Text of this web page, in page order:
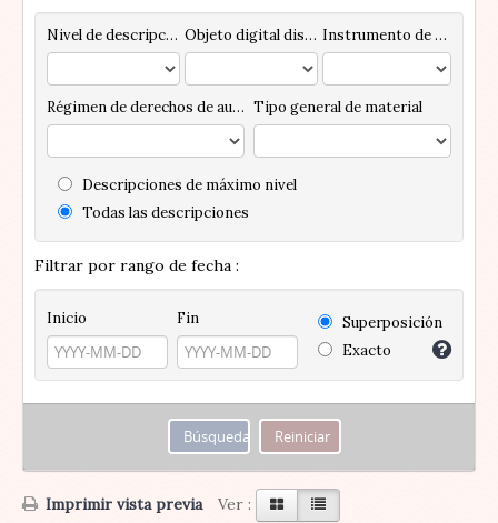
Nivel de descripción Objeto digital disponibles Instrumento de descripción
Régimen de derechos de autor Tipo general de material
Descripciones de máximo nivel
Todas las descripciones
Filtrar por rango de fecha :
Inicio Fin
Superposición
Exacto
Imprimir vista previa Ver :